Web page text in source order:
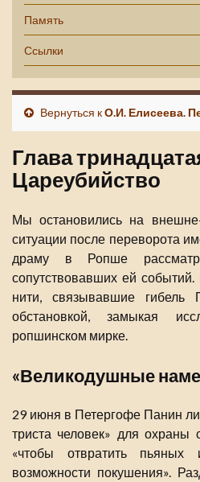
Память
Ссылки
Вернуться кО.И. Елисеева.
Глава
Цареубийство
Мы остановились на
ситуации после переворота
драму в Ропше
сопутствовавших ей событий.
нити, связывавшие гибель
обстановкой, замыкая
ропшинском мирке.
«Великодушные
29 июня в Петергофе Панин
триста человек» для охраны
«чтобы отвратить
возможности покушения».